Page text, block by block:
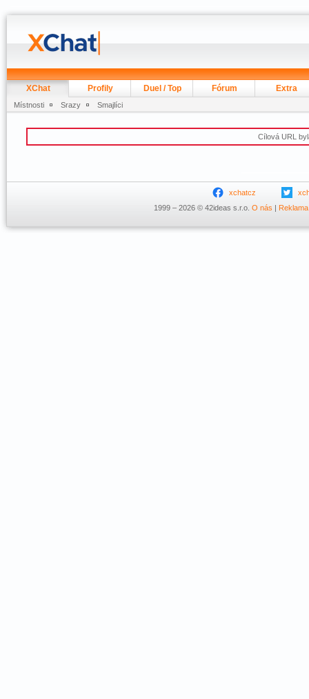
XChat Profily Duel / Top Fórum Extra
Místnosti Srazy Smajlíci
Cílová URL
xchatcz
1999 – 2026 © 42ideas s.r.o. O nás | Reklama